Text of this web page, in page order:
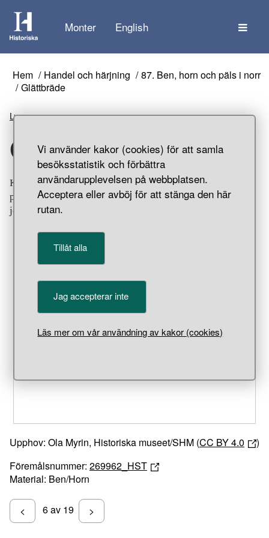
Vi använder kakor (cookies) för att samla
besöksstatistik och förbättra
användarupplevelsen på webbplatsen.
Acceptera eller avböj för att stänga den här
rutan.
Tillåt alla
Jag accepterar inte
Läs mer om vår användning av kakor (cookies)
Monter English
Hem Handel och härjning
87. Ben, horn och päls i norr
Glättbräde
Lyssna
Glättbräde
Kantfragment från glättbräde av valben med
punktcirkeldekor på tre av sidorna. Boplatsfynd ur Svarta
jorden, Birka, Adelsö socken, Uppland.
TileSource
Upphov: Ola Myrin, Historiska museet/SHM (CC BY 4.0
)
Föremålsnummer: 269962_HST
Material: Ben/Horn
< 6 av 19 >